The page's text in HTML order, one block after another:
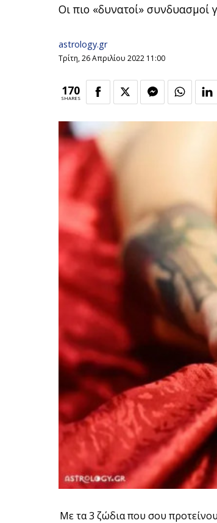
Οι πιο «δυνατοί» συνδυασμοί
astrology.gr
Τρίτη, 26 Απριλίου 2022 11:00
170
SHARES
Με τα 3 ζώδια που σου